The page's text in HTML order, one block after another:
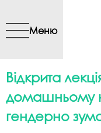
Меню
Відкрита
домашньому
гендерно